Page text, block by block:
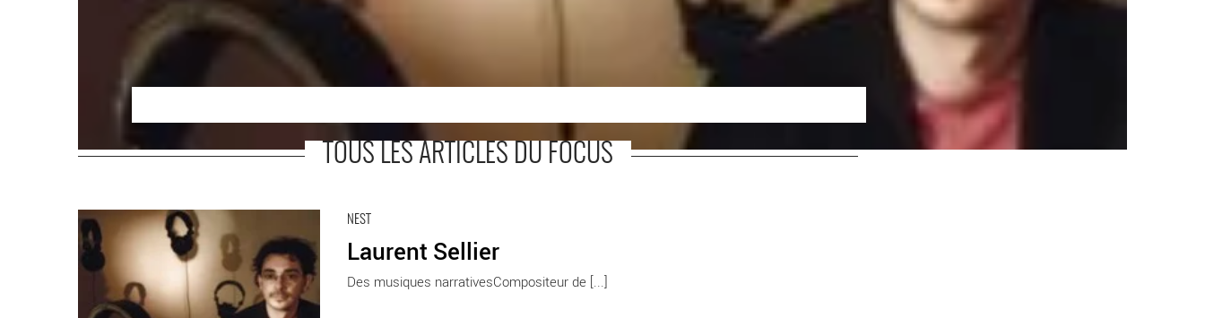
TOUS LES ARTICLES DU FOCUS
NEST
Laurent Sellier
Des musiques narrativesCompositeur de [...]
En savoir plus